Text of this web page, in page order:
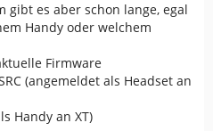
gibt es aber schon lange, egal
Handy oder welchem
Firmware
(angemeldet als Headset an
Handy an XT)